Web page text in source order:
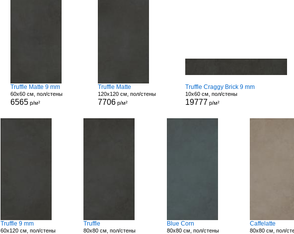
Truffle Matte 9 mm
60x60 см, пол/стены
6565 р/м²
Truffle Matte
120x120 см, пол/стены
7706р/м²
Truffle Craggy Brick 9 mm
10x60 см, пол/стены
19777 р/м²
Truffle 9 mm
60x120 см, пол/стены
Truffle
80x80 см, пол/стены
Blue Corn
80x80 см, пол/стены
Caffelatte
80x80 см, пол/